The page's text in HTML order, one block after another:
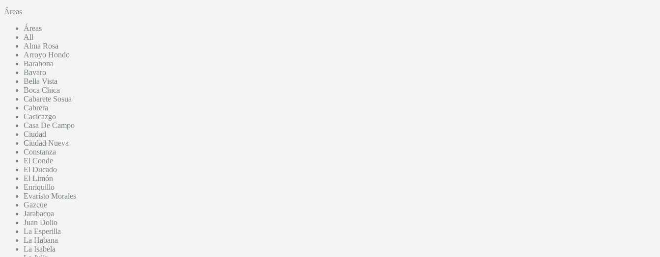
Áreas
Áreas
All
Alma Rosa
Arroyo Hondo
Barahona
Bavaro
Bella Vista
Boca Chica
Cabarete Sosua
Cabrera
Cacicazgo
Casa De Campo
Ciudad
Ciudad Nueva
Constanza
El Conde
El Ducado
El Limón
Enriquillo
Evaristo Morales
Gazcue
Jarabacoa
Juan Dolio
La Esperilla
La Habana
La Isabela